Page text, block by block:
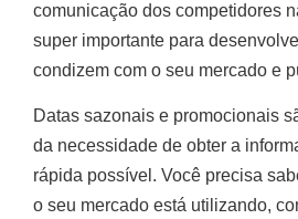
comunicação dos competidores
super importante para
condizem com o seu mercado e
Datas sazonais e promocionais
da necessidade de obter a
rápida possível. Você precisa
o seu mercado está utilizando,